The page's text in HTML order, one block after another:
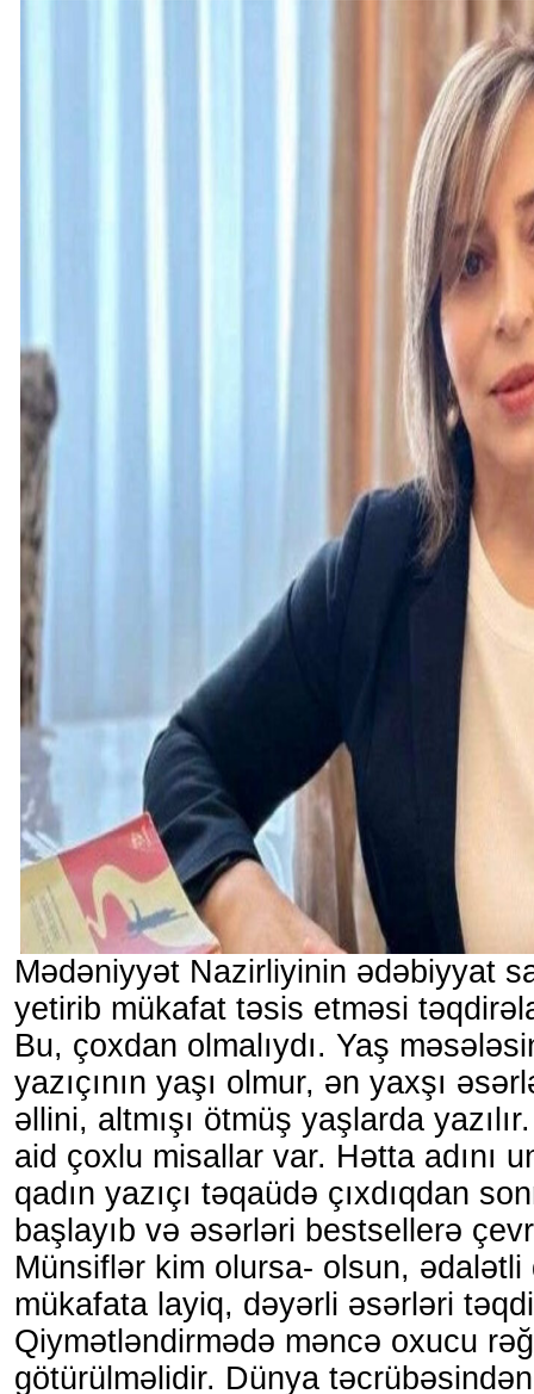
Mədəniyyət Nazirliyinin ədəbiyyat
yetirib mükafat təsis etməsi
Bu, çoxdan olmalıydı. Yaş
yazıçının yaşı olmur, ən yaxşı
əllini, altmışı ötmüş yaşlarda
aid çoxlu misallar var. Hətta adını
qadın yazıçı təqaüdə çıxdıqdan
başlayıb və əsərləri bestsellerə
Münsiflər kim olursa- olsun, ədalətli
mükafata layiq, dəyərli əsərləri
Qiymətləndirmədə məncə oxucu
götürülməlidir. Dünya